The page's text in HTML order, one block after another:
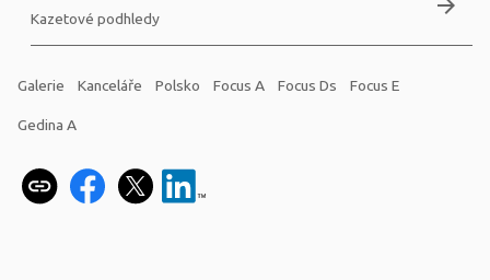
Kazetové podhledy arrow_forward
Galerie Kanceláře Polsko Focus A Focus Ds Focus E
Gedina A